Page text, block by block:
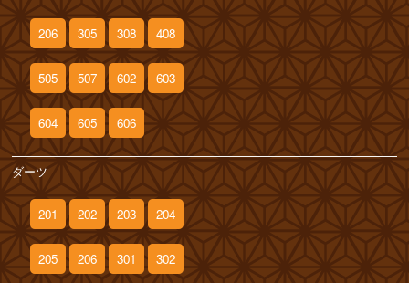
206 305 308 408
505 507 602 603
604 605 606
ダーツ
201 202 203 204
205 206 301 302